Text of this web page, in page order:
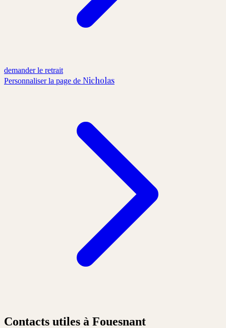
demander le retrait
Personnaliser la page de Nicholas
Contacts utiles à Fouesnant